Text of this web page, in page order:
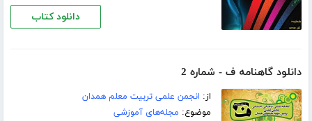
دانلود کتاب
دانلود گاهنامه ف - شماره 2
از: انجمن علمی تربیت معلم همدان
موضوع: مجله‌های آموزشی